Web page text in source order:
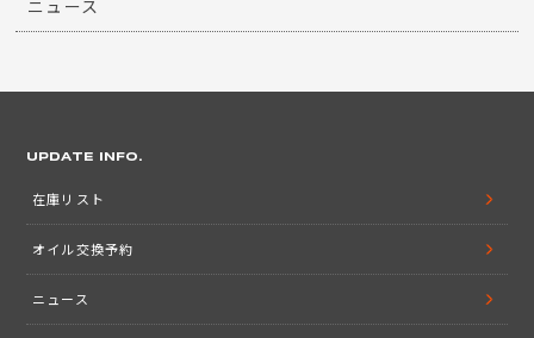
ニュース
UPDATE INFO.
在庫リスト
オイル交換予約
ニュース